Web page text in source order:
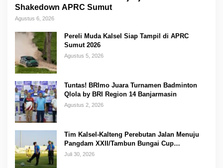
Shakedown APRC Sumut
Agustus 6, 2026
Pereli Muda Kalsel Siap Tampil di APRC
Sumut 2026
Agustus 5, 2026
Tuntas! BRImo Juara Turnamen Badminton
Qlola by BRI Region 14 Banjarmasin
Agustus 2, 2026
Tim Kalsel-Kalteng Perebutan Jalan Menuju
Pangdam XXII/Tambun Bungai Cup
Banjarmasin
Juli 30, 2026